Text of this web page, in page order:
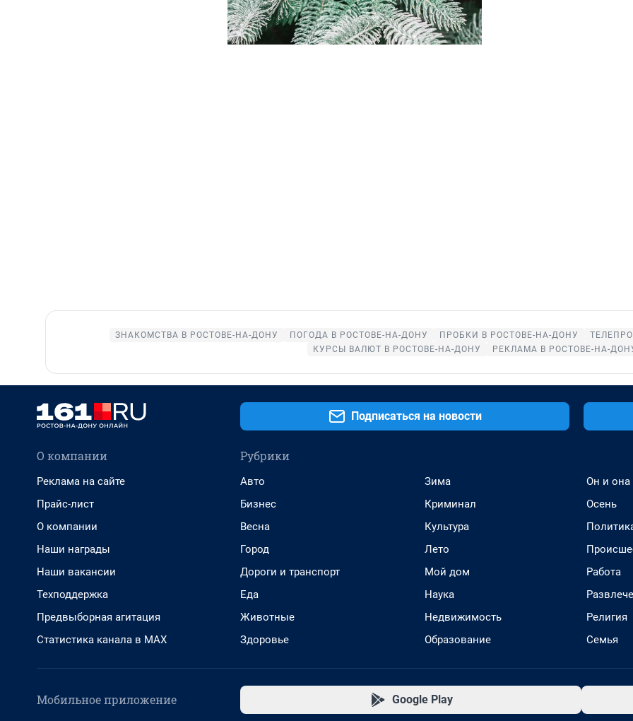
ЗНАКОМСТВА В РОСТОВЕ-НА-ДОНУ ПОГОДА В РОСТОВЕ-НА-ДОНУ ПРОБКИ В РОСТОВЕ-НА-ДОНУ
КУРСЫ ВАЛЮТ В РОСТОВЕ-НА-ДОНУ
РЕКЛАМА В РОСТОВЕ-НА-
Подписаться на новости
О компании
Реклама на сайте
Прайс-лист
О компании
Наши награды
Наши вакансии
Техподдержка
Предвыборная агитация
Статистика канала в MAX
Рубрики
Авто
Бизнес
Весна
Город
Дороги и транспорт
Еда
Животные
Здоровье
Зима
Криминал
Культура
Лето
Мой дом
Наука
Недвижимость
Образование
Он и она
Осень
Работа
Религия
Семья
Мобильное приложение Google Play